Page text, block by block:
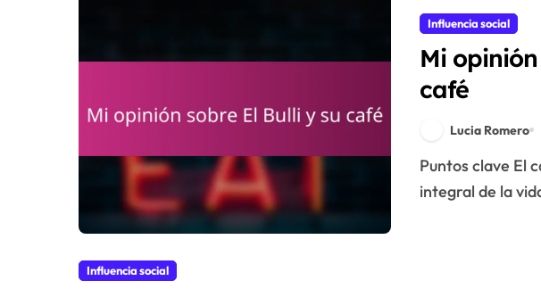
Influencia social
Mi
café
Lucia Romero
Puntos clave El café en España es una parte
integral de la
Influencia social